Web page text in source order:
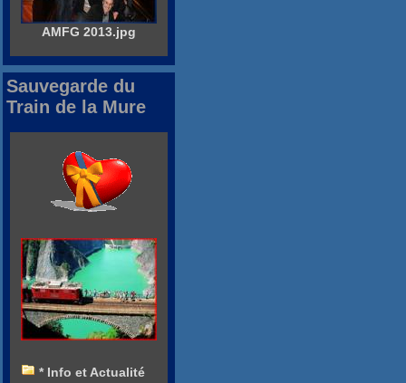
AMFG 2013.jpg
Sauvegarde du
Train de la Mure
* Info et Actualité